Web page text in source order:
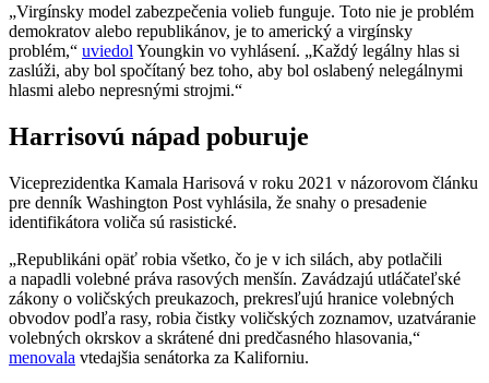
„Virgínsky model zabezpečenia volieb funguje. Toto nie je problém
demokratov alebo republikánov, je to americký a virgínsky
problém,“ uviedol Youngkin vo vyhlásení. „Každý legálny hlas si
zaslúži, aby bol spočítaný bez toho, aby bol oslabený nelegálnymi
hlasmi alebo nepresnými strojmi.“
Harrisovú nápad poburuje
Viceprezidentka Kamala Harisová v roku 2021 v názorovom článku
pre denník Washington Post vyhlásila, že snahy o presadenie
identifikátora voliča sú rasistické.
„Republikáni opäť robia všetko, čo je v ich silách, aby potlačili
a napadli volebné práva rasových menšín. Zavádzajú utláčateľské
zákony o voličských preukazoch, prekresľujú hranice volebných
obvodov podľa rasy, robia čistky voličských zoznamov, uzatváranie
volebných okrskov a skrátené dni predčasného hlasovania,“
menovala vtedajšia senátorka za Kaliforniu.